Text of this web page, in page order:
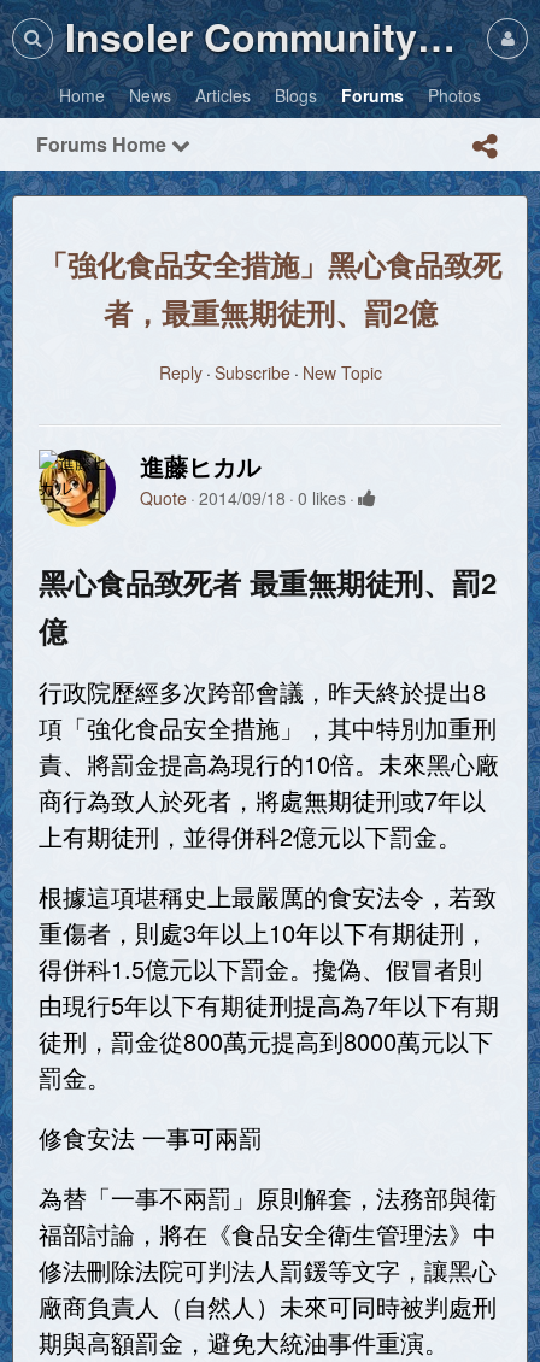
Insoler Community・Photos
Home News Articles Blogs Forums Photos
Forums Home
「強化食品安全措施」黑心食品致死
者，最重無期徒刑、罰2億
Reply Subscribe New Topic
進藤ヒカル
Quote 2014/09/18 0 likes
黑心食品致死者 最重無期徒刑、罰2
億
行政院歷經多次跨部會議，昨天終於提出8
項「強化食品安全措施」，其中特別加重刑
責、將罰金提高為現行的10倍。未來黑心廠
商行為致人於死者，將處無期徒刑或7年以
上有期徒刑，並得併科2億元以下罰金。
根據這項堪稱史上最嚴厲的食安法令，若致
重傷者，則處3年以上10年以下有期徒刑，
得併科1.5億元以下罰金。攙偽、假冒者則
由現行5年以下有期徒刑提高為7年以下有期
徒刑，罰金從800萬元提高到8000萬元以下
罰金。
修食安法 一事可兩罰
為替「一事不兩罰」原則解套，法務部與衛
福部討論，將在《食品安全衛生管理法》中
修法刪除法院可判法人罰鍰等文字，讓黑心
廠商負責人（自然人）未來可同時被判處刑
期與高額罰金，避免大統油事件重演。